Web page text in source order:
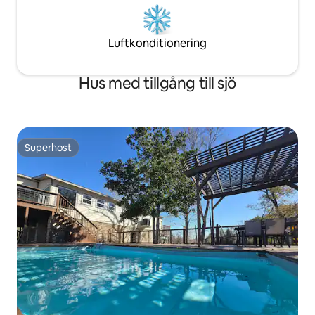
Luftkonditionering
Hus med tillgång till sjö
Superhost
Superhost